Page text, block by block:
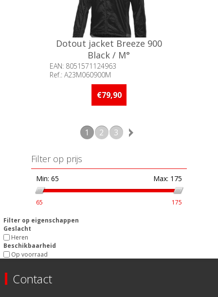
Dotout jacket Breeze 900
Black / M°
EAN: 8051571124963
Ref.: A23M060900M
Beschikbaarheid:: Minder dan 5
stuks op voorraad
€79,90
1 2 3
Filter op prijs
Min: 65 Max: 175
65 175
Filter op eigenschappen
Geslacht
Heren
Beschikbaarheid
Op voorraad
Contact